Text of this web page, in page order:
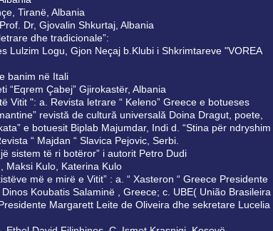
Tiranë, Albania
Dr, Gjovalin Shkurtaj, Albania
dhe tradicionale”:
Lulzim Logu, Gjon Neçaj b.Klubi i Shkrimtareve "VOREA
banim në Itali
“Eqrem Çabej” Gjirokastër, Albania
Vitit ": a. Revista letrare “ Keleno” Greece e botueses
revistă de cultură universală Doina Dragut, poete,
e botuesit Biplab Majumdar, Indi d. “Stina për ndryshim
“ Majdan “ Slavica Pejovic, Serbi.
sistem të ri botëror” i autorit Petro Dudi
Maksi Kulo, Katerina Kulo
më e mirë e Vitit” : a. “ Xasteron “ Greece Presidente
Koubatis Salaminë , Greece; c. UBE( União Brasileira
Margarett Leite de Oliveira dhe sekretare Lucelia